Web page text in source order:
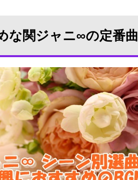
な関ジャニ∞の定番曲